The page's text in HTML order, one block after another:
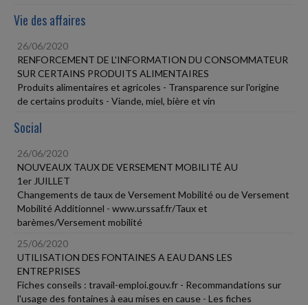
Vie des affaires
26/06/2020
RENFORCEMENT DE L'INFORMATION DU CONSOMMATEUR
SUR CERTAINS PRODUITS ALIMENTAIRES
Produits alimentaires et agricoles - Transparence sur l'origine
de certains produits - Viande, miel, bière et vin
Social
26/06/2020
NOUVEAUX TAUX DE VERSEMENT MOBILITÉ AU
1er JUILLET
Changements de taux de Versement Mobilité ou de Versement
Mobilité Additionnel - www.urssaf.fr/Taux et
barèmes/Versement mobilité
25/06/2020
UTILISATION DES FONTAINES A EAU DANS LES
ENTREPRISES
Fiches conseils : travail-emploi.gouv.fr - Recommandations sur
l'usage des fontaines à eau mises en cause - Les fiches